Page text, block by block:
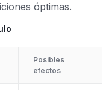
óptimas.
Posibles
efectos